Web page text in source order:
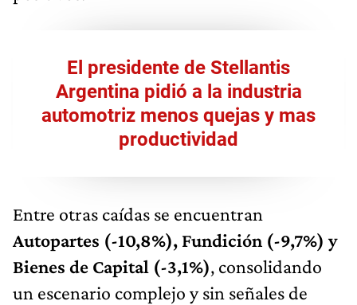
El presidente de Stellantis
Argentina pidió a la industria
automotriz menos quejas y mas
productividad
Entre otras caídas se encuentran
Autopartes (-10,8%), Fundición (-9,7%) y
Bienes de Capital (-3,1%), consolidando
un escenario complejo y sin señales de